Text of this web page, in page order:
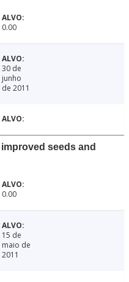
0.00
30 de
junho
de 2011
seeds and
0.00
15 de
maio de
2011